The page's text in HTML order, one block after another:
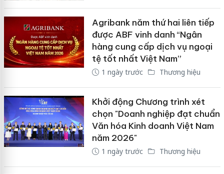
Agribank năm thứ hai liên tiếp
được ABF vinh danh “Ngân
hàng cung cấp dịch vụ ngoại
tệ tốt nhất Việt Nam”
1 ngày trước Thương hiệu
Khởi động Chương trình xét
chọn "Doanh nghiệp đạt chuẩn
Văn hóa Kinh doanh Việt Nam
năm 2026"
1 ngày trước Thương hiệu